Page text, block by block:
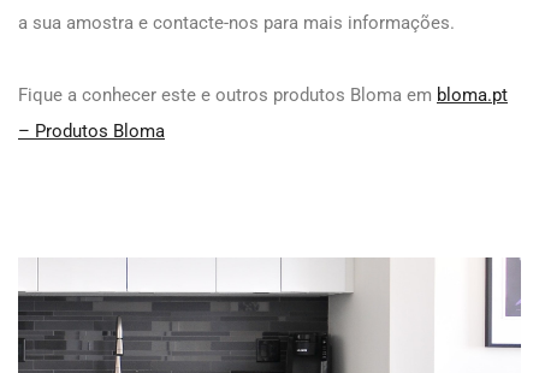
a sua amostra e contacte-nos para mais informações.
Fique a conhecer este e outros produtos Bloma em bloma.pt
– Produtos Bloma